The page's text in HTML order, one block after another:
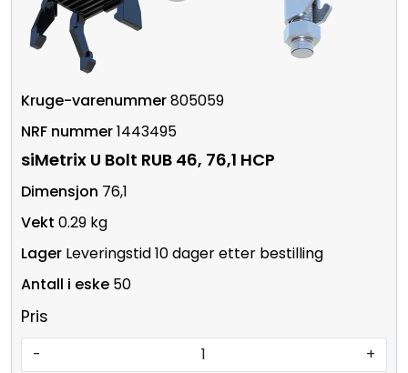
805059
1443495
siMetrix U Bolt RUB 46, 76,1 HCP
76,1
0.29 kg
Leveringstid 10 dager etter bestilling
50
Pris
- +